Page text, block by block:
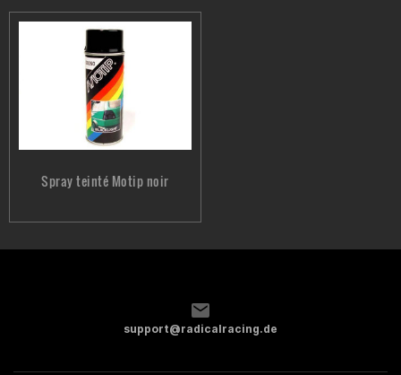
Spray teinté Motip noir
support@radicalracing.de